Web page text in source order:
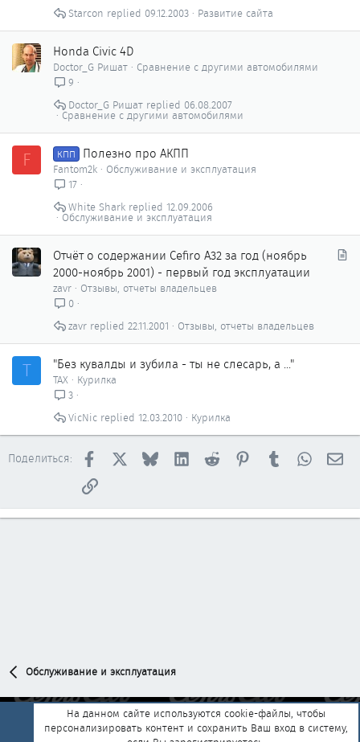
Развитие сайта
09.12.2003
Starcon
Honda Civic 4D
Doctor_G Ришат
Сравнение с другими автомобилями
9
Сравнение с другими автомобилями
06.08.2007
Doctor_G Ришат
F КПП Полезно про АКПП
Fantom2k
Обслуживание и эксплуатация
17
Обслуживание и эксплуатация
12.09.2006
White Shark
Отчёт о содержании Cefiro A32 за год (ноябрь
2000-ноябрь 2001) - первый год эксплуатации
zavr
Отзывы, отчеты владельцев
0
Отзывы, отчеты владельцев
22.11.2001
zavr
Т "Без кувалды и зубила - ты не слесарь, а ..."
ТАХ
Курилка
3
Курилка
12.03.2010
VicNic
Поделиться: Facebook BlueskyLinkedInReddit PinterestTumblr
Ссылка
Обслуживание и эксплуатация
Обратная связь Условия и правила
На данном сайте используются cookie-файлы, чтобы
персонализировать контент и сохранить Ваш вход в систему,